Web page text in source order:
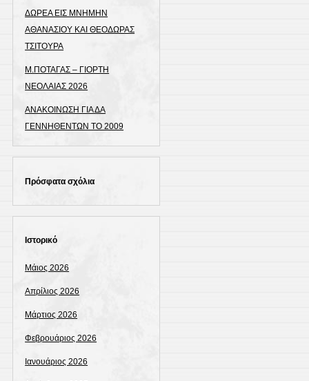
ΔΩΡΕΑ ΕΙΣ ΜΝΗΜΗΝ
ΑΘΑΝΑΣΙΟΥ ΚΑΙ ΘΕΟΔΩΡΑΣ
ΤΣΙΤΟΥΡΑ
Μ.ΠΟΤΑΓΑΣ – ΓΙΟΡΤΗ
ΝΕΟΛΑΙΑΣ 2026
ΑΝΑΚΟΙΝΩΣΗ ΓΙΑ ΔΑ
ΓΕΝΝΗΘΕΝΤΩΝ ΤΟ 2009
Πρόσφατα σχόλια
Ιστορικό
Μάιος 2026
Απρίλιος 2026
Μάρτιος 2026
Φεβρουάριος 2026
Ιανουάριος 2026